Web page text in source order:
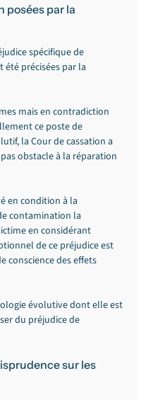
posées par la
spécifique de
précisées par la
mais en contradiction
ce poste de
la Cour de cassation a
obstacle à la réparation
en condition à la
contamination la
en considérant
de ce préjudice est
conscience des effets
évolutive dont elle est
du préjudice de
sur les